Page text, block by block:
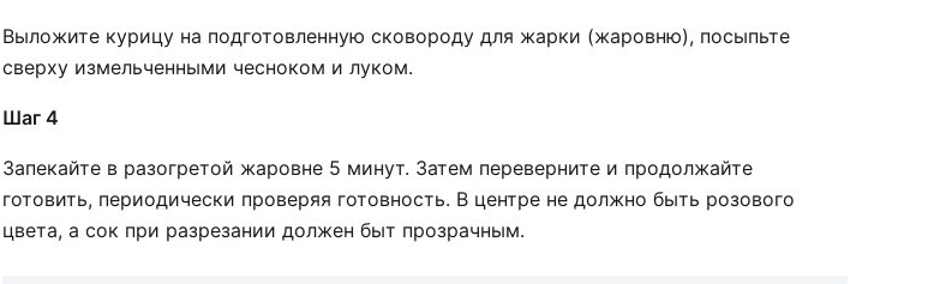
Выложите курицу на подготовленную сковороду для жарки (жаровню), посыпьте
сверху измельченными чесноком и луком.
Шаг 4
Запекайте в разогретой жаровне 5 минут. Затем переверните и продолжайте
готовить, периодически проверяя готовность. В центре не должно быть розового
цвета, а сок при разрезании должен быт прозрачным.